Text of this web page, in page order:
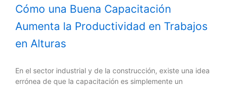
Cómo una Buena Capacitación
Aumenta la Productividad en Trabajos
en Alturas
En el sector industrial y de la construcción, existe una idea
errónea de que la capacitación es simplemente un